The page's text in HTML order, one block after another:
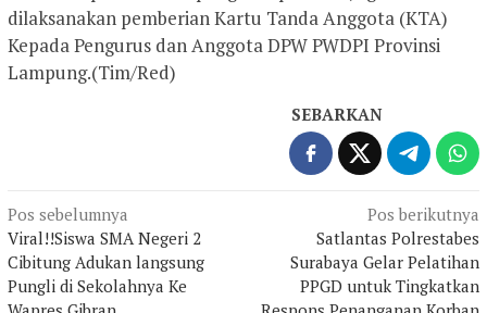
dilaksanakan pemberian Kartu Tanda Anggota (KTA)
Kepada Pengurus dan Anggota DPW PWDPI Provinsi
Lampung.(Tim/Red)
SEBARKAN
Navigasi
pos
Pos sebelumnya
Viral!!Siswa SMA Negeri 2
Cibitung Adukan langsung
Pungli di Sekolahnya Ke
Pos berikutnya
Satlantas Polrestabes
Surabaya Gelar Pelatihan
PPGD untuk Tingkatkan